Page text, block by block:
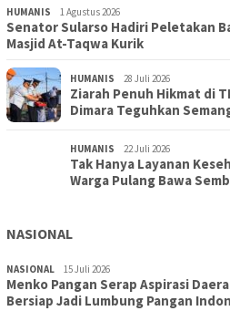
HUMANIS 1 Agustus 2026
Senator Sularso Hadiri Peletakan
Masjid At-Taqwa Kurik
HUMANIS 28 Juli 2026
Ziarah Penuh Hikmat di
Dimara Teguhkan
HUMANIS 22 Juli 2026
Tak Hanya Layanan
Warga Pulang Bawa
NASIONAL
NASIONAL 15 Juli 2026
Menko Pangan Serap Aspirasi
Bersiap Jadi Lumbung Pangan